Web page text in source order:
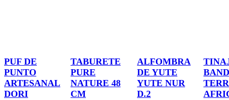
PUF DE
PUNTO
ARTESANAL
DORI
TABURETE
PURE
NATURE 48
CM
ALFOMBRA
DE YUTE
YUTE NUR
D.2